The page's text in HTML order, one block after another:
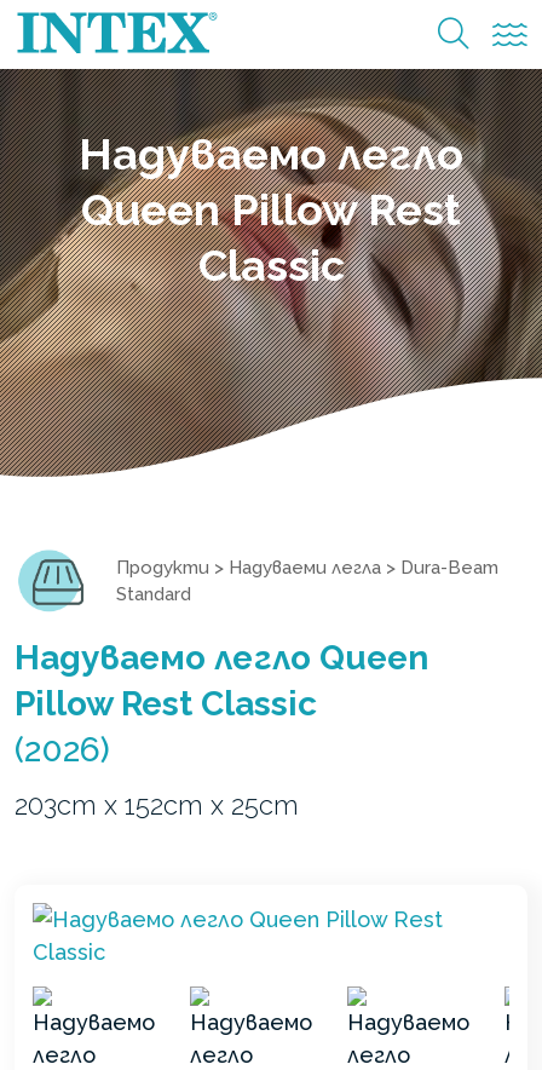
Надуваемо легло
Queen Pillow Rest
Classic
Продукти > Надуваеми легла > Dura-Beam
Standard
Надуваемо легло Queen
Pillow Rest Classic
(2026)
203cm x 152cm x 25cm